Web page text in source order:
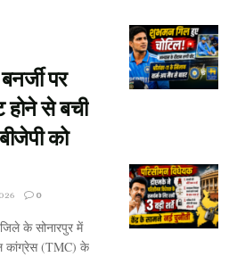
पर
होने से बची
को
0
के सोनारपुर में
कांग्रेस (TMC) के